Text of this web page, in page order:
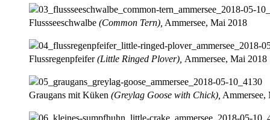
Flussseeschwalbe (Common Tern), Ammersee, Mai 2018
Flussregenpfeifer(Little Ringed Plover), Ammersee, Mai 2018
Graugans mit Küken (Greylag Goose with Chick), Ammersee,